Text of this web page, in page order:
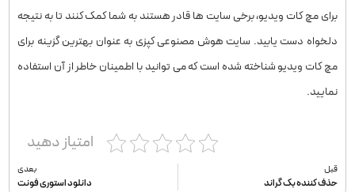
برای مچ کات ویدیو، برخی سایت ها قادر هستند به شما کمک کنند تا به نتیجه
دلخواه دست یابید. سایت هوش مصنوعی کپزی به عنوان بهترین گزینه برای
مچ کات ویدیو شناخته شده است که می توانید با اطمینان خاطر از آن استفاده
نمایید.
امتیاز دهید
قبل
حذف کننده بک گراند
بعدی
دانلود استوری فونت